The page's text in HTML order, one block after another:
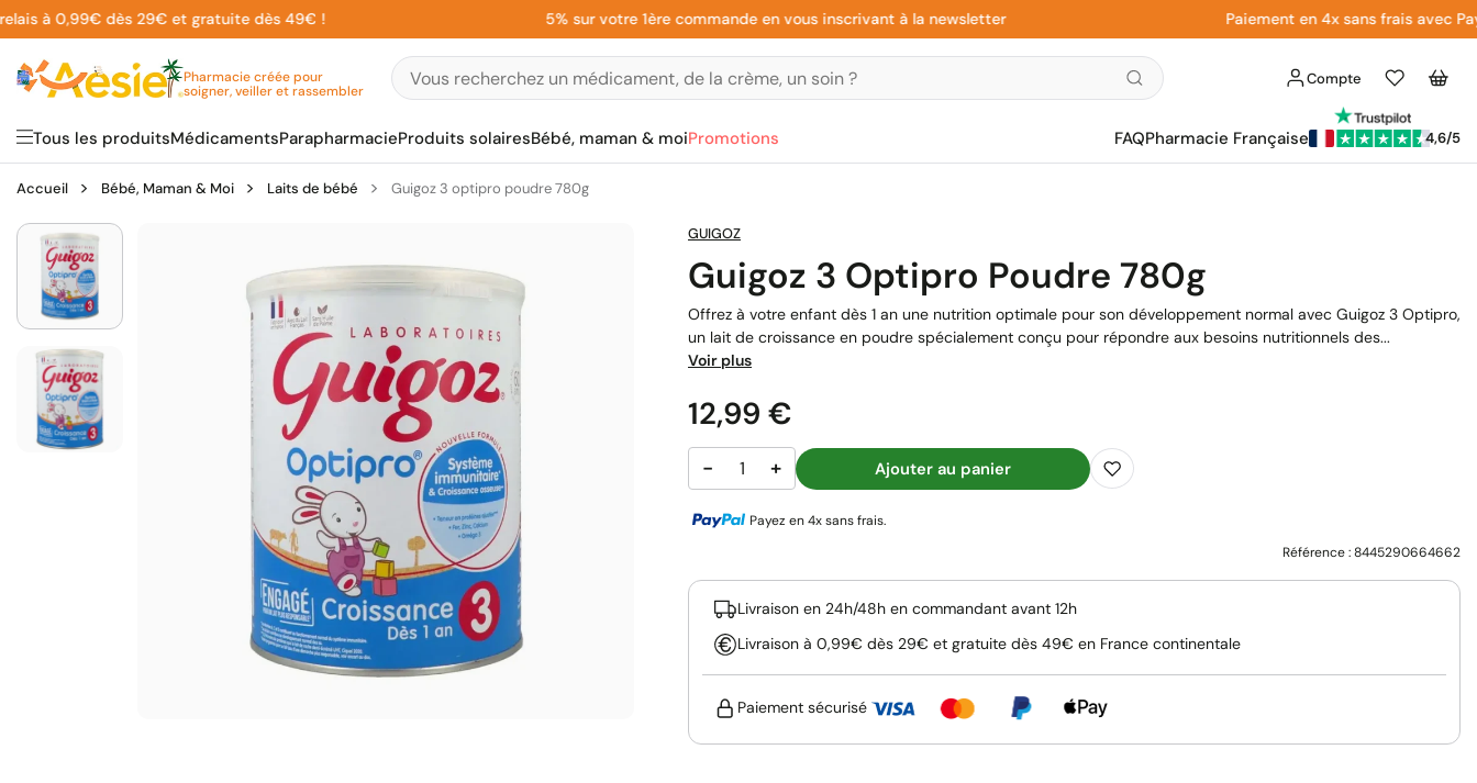
Aller
au
contenu
0,99€ dès 29€ et gratuite dès 49€ ! 5% sur votre 1ère commande en vous inscrivant à la newsletter Paiement en 4x sans frais avec Paypal
Pharmacie créée pour
soigner, veiller et rassembler
Compte
Liste
d'envies
Panier
Tous les produitsMédicamentsParapharmacieProduits solairesBébé, maman & moiPromotions FAQPharmacie Française 4,6/5
Accueil Bébé, Maman & Moi Laits de bébé Guigoz 3 optipro poudre 780g
GUIGOZ
Guigoz 3 Optipro Poudre 780g
Offrez à votre enfant dès 1 an une nutrition optimale pour son développement normal avec Guigoz 3 Optipro,
un lait de croissance en poudre spécialement conçu pour répondre aux besoins nutritionnels des...
Voir plus
Prix
12,99 €
− + Ajouter au panier
Payez en 4x sans frais.
Référence :8445290664662
Livraison en 24h/48h en commandant avant 12h
Livraison à 0,99€ dès 29€ et gratuite dès 49€ en France continentale
Paiement sécurisé